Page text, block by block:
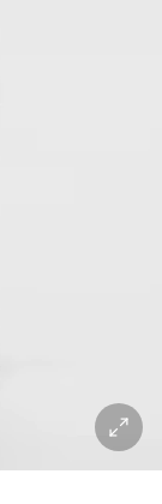
확대 보기